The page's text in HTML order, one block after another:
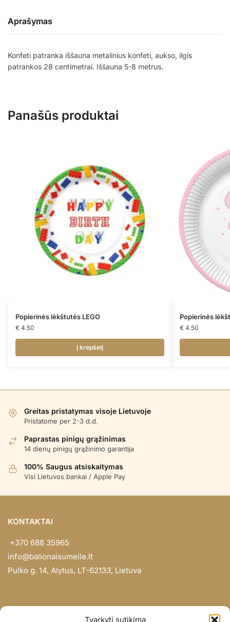
Tvarkyti sutikimą
Aprašymas
Konfeti patranka iššauna metalinius konfeti, aukso, ilgis
patrankos 28 centimetrai. Iššauna 5-8 metrus.
Panašūs produktai
Popierinės lėkštutės LEGO
€ 4.50
Į krepšelį
Popierinės
€ 4.50
Greitas pristatymas visoje Lietuvoje
Pristatome per 2-3 d.d.
Paprastas pinigų grąžinimas
14 dienų pinigų grąžinimo garantija
100% Saugus atsiskaitymas
Visi Lietuvos bankai / Apple Pay
KONTAKTAI
+370 688 35965
info@balionaisumeile.lt
Pulko g. 14, Alytus, LT-62133, Lietuva